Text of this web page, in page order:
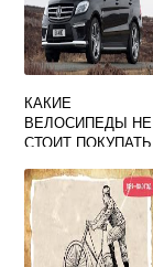
КАКИЕ
ВЕЛОСИПЕДЫ НЕ
СТОИТ ПОКУПАТЬ